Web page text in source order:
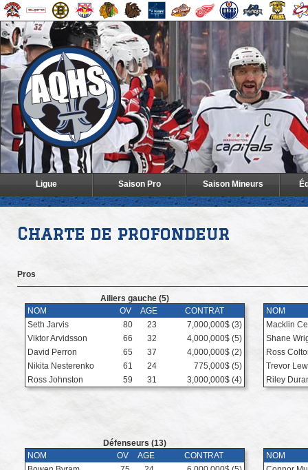
Ligue Saison Pro Saison Mineurs
Charte de profondeur
Pros
Ailiers gauche (5)
NOM
OV AGE
CONTRAT
Seth Jarvis
80 23
7,000,000$ (3)
Viktor Arvidsson
66 32
4,000,000$ (5)
David Perron
65 37
4,000,000$ (2)
Nikita Nesterenko
61 24
775,000$ (5)
Ross Johnston
59 31 3,000,000$ (4)
NOM
Macklin
Shane
Ross
Trevor
Riley
Défenseurs (13)
NOM
OV AGE
CONTRAT
NOM